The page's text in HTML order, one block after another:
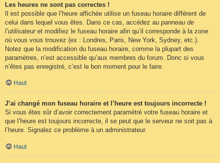
Les heures ne sont pas correctes !
Il est possible que l’heure affichée utilise un fuseau horaire différent de
celui dans lequel vous êtes. Dans ce cas, accédez au panneau de
l’utilisateuret modifiez le fuseau horaire afin qu’il corresponde à la zone
où vous vous trouvez (ex : Londres, Paris, New York, Sydney, etc.).
Notez que la modification du fuseau horaire, comme la plupart des
paramètres, n’est accessible qu’aux membres du forum. Donc si vous
n’êtes pas enregistré, c’est le bon moment pour le faire.
Haut
J’ai changé mon fuseau horaire et l’heure est toujours incorrecte !
Si vous êtes sûr d’avoir correctement paramétré votre fuseau horaire et
que l’heure est toujours incorrecte, il se peut que le serveur ne soit pas à
l’heure. Signalez ce problème à un administrateur.
Haut